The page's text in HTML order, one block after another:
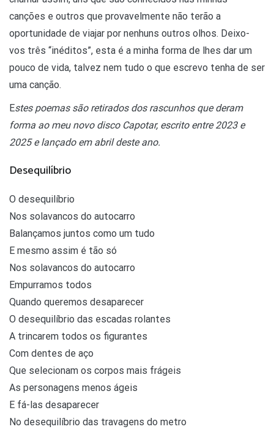
canções e outros que provavelmente não terão a
oportunidade de viajar por nenhuns outros olhos. Deixo-
vos três “inéditos”, esta é a minha forma de lhes dar um
pouco de vida, talvez nem tudo o que escrevo tenha de ser
uma canção.
Estes poemas são retirados dos rascunhos que deram
forma ao meu novo disco Capotar, escrito entre 2023 e
2025 e lançado em abril deste ano.
Desequilíbrio
O desequilíbrio
Nos solavancos do autocarro
Balançamos juntos como um tudo
E mesmo assim é tão só
Nos solavancos do autocarro
Empurramos todos
Quando queremos desaparecer
O desequilíbrio das escadas rolantes
A trincarem todos os figurantes
Com dentes de aço
Que selecionam os corpos mais frágeis
As personagens menos ágeis
E fá-las desaparecer
No desequilíbrio das travagens do metro